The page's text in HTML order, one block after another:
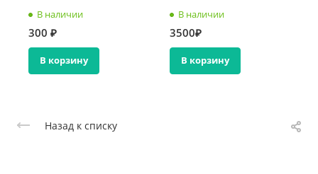
В наличии
300 ₽
В корзину
В наличии
3500₽
В корзину
Назад к списку